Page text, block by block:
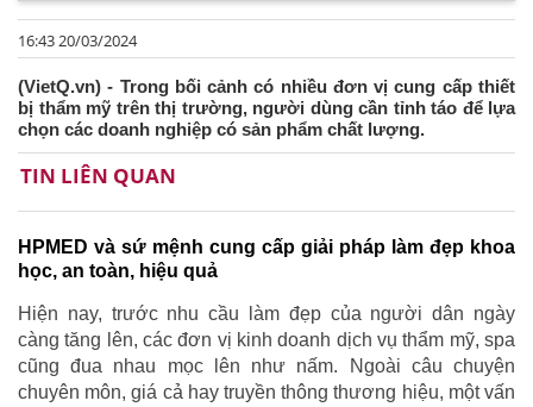
16:43 20/03/2024
(VietQ.vn) - Trong bối cảnh có nhiều đơn vị cung cấp thiết
bị thẩm mỹ trên thị trường, người dùng cần tỉnh táo để lựa
chọn các doanh nghiệp có sản phẩm chất lượng.
TIN LIÊN QUAN
HPMED và sứ mệnh cung cấp giải pháp làm đẹp khoa
học, an toàn, hiệu quả
Hiện nay, trước nhu cầu làm đẹp của người dân ngày
càng tăng lên, các đơn vị kinh doanh dịch vụ thẩm mỹ, spa
cũng đua nhau mọc lên như nấm. Ngoài câu chuyện
chuyên môn, giá cả hay truyền thông thương hiệu, một vấn